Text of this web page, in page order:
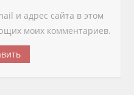
и адрес сайта в этом
моих комментариев.